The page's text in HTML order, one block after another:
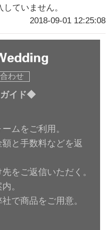
ていません。
2018-09-01 12:25:08
わせ
イド◆
ムをご利用。
と手数料などを返
をご返信いただく。
。
で商品をご用意。